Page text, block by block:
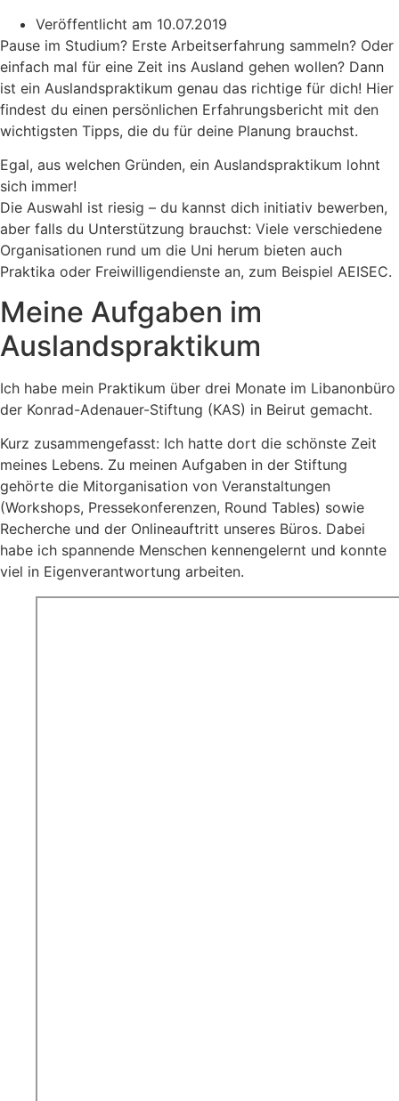
Veröffentlicht am 10.07.2019
Pause im Studium? Erste Arbeitserfahrung sammeln? Oder
einfach mal für eine Zeit ins Ausland gehen wollen? Dann
ist ein Auslandspraktikum genau das richtige für dich! Hier
findest du einen persönlichen Erfahrungsbericht mit den
wichtigsten Tipps, die du für deine Planung brauchst.
Egal, aus welchen Gründen, ein Auslandspraktikum lohnt
sich immer!
Die Auswahl ist riesig – du kannst dich initiativ bewerben,
aber falls du Unterstützung brauchst: Viele verschiedene
Organisationen rund um die Uni herum bieten auch
Praktika oder Freiwilligendienste an, zum Beispiel AEISEC.
Meine Aufgaben im
Auslandspraktikum
Ich habe mein Praktikum über drei Monate im Libanonbüro
der Konrad-Adenauer-Stiftung (KAS) in Beirut gemacht.
Kurz zusammengefasst: Ich hatte dort die schönste Zeit
meines Lebens. Zu meinen Aufgaben in der Stiftung
gehörte die Mitorganisation von Veranstaltungen
(Workshops, Pressekonferenzen, Round Tables) sowie
Recherche und der Onlineauftritt unseres Büros. Dabei
habe ich spannende Menschen kennengelernt und konnte
viel in Eigenverantwortung arbeiten.